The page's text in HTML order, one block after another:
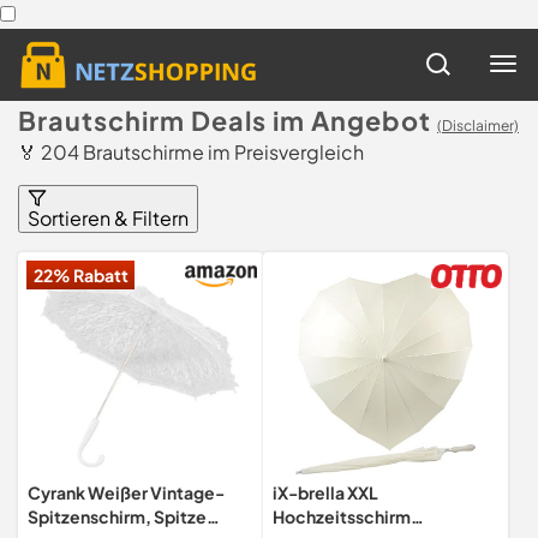
Brautschirm Deals im Angebot (Disclaimer)
🏅 204 Brautschirme im Preisvergleich
Sortieren & Filtern
22% Rabatt
Cyrank Weißer Vintage-
Spitzenschirm, Spitze
iX-brella XXL
Hochzeitsschirm